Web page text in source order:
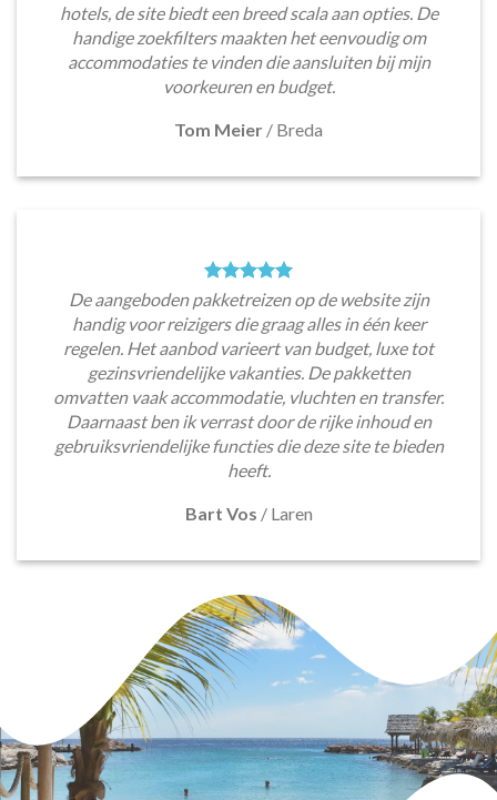
hotels, de site biedt een breed scala aan opties. De
handige zoekfilters maakten het eenvoudig om
accommodaties te vinden die aansluiten bij mijn
voorkeuren en budget.
Tom Meier / Breda
De aangeboden pakketreizen op de website zijn
handig voor reizigers die graag alles in één keer
regelen. Het aanbod varieert van budget, luxe tot
gezinsvriendelijke vakanties. De pakketten
omvatten vaak accommodatie, vluchten en transfer.
Daarnaast ben ik verrast door de rijke inhoud en
gebruiksvriendelijke functies die deze site te bieden
heeft.
Bart Vos / Laren